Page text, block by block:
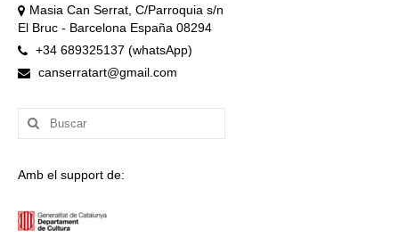
Masia Can Serrat, C/Parroquia s/n
El Bruc - Barcelona España 08294
+34 689325137 (whatsApp)
canserratart@gmail.com
Buscar
por:
Amb el support de: